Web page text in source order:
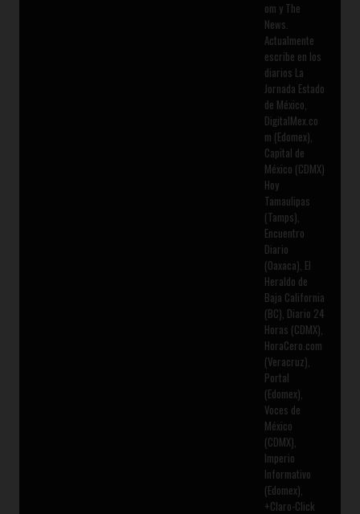
om y The
News.
Actualmente
escribe en los
diarios La
Jornada Estado
de México,
DigitalMex.co
m (Edomex),
Capital de
México (CDMX)
Hoy
Tamaulipas
(Tamps),
Encuentro
Diario
(Oaxaca), El
Heraldo de
Baja California
(BC), Diario 24
Horas (CDMX),
HoraCero.com
(Veracruz),
Portal
(Edomex),
Voces de
México
(CDMX),
Imperio
Informativo
(Edomex),
+Claro-Click